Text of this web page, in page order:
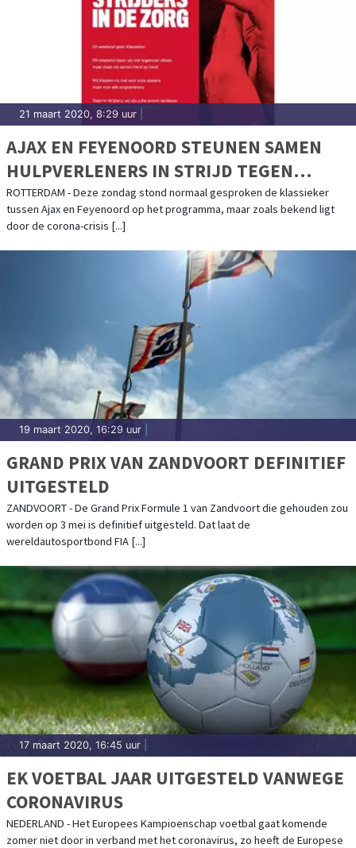
21 maart 2020, 8:29 uur
AJAX EN FEYENOORD STEUNEN SAMEN
HULPVERLENERS IN STRIJD TEGEN
CORONA
ROTTERDAM - Deze zondag stond normaal gesproken de klassieker
tussen Ajax en Feyenoord op het programma, maar zoals bekend ligt
door de corona-crisis [...]
19 maart 2020, 16:29 uur
GRAND PRIX VAN ZANDVOORT DEFINITIEF
UITGESTELD
ZANDVOORT - De Grand Prix Formule 1 van Zandvoort die gehouden zou
worden op 3 mei is definitief uitgesteld. Dat laat de
wereldautosportbond FIA [...]
17 maart 2020, 16:45 uur
EK VOETBAL JAAR UITGESTELD VANWEGE
CORONAVIRUS
NEDERLAND - Het Europees Kampioenschap voetbal gaat komende
zomer niet door in verband met het coronavirus, zo heeft de Europese